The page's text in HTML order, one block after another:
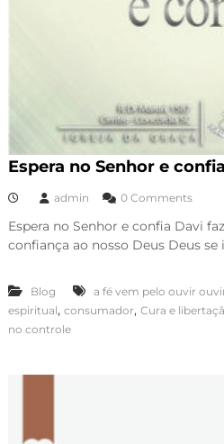
Espera no Senhor e confia
admin 0 Comments
Espera no Senhor e confia Davi
confiança ao nosso Deus Deus
Blog a fé vem pelo ouvir
espiritual, consumador, Cura e
no controle